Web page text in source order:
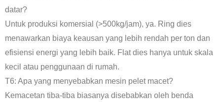
datar?
Untuk produksi komersial (>500kg/jam), ya. Ring dies
menawarkan biaya keausan yang lebih rendah per ton dan
efisiensi energi yang lebih baik. Flat dies hanya untuk skala
kecil atau penggunaan di rumah.
T6: Apa yang menyebabkan mesin pelet macet?
Kemacetan tiba-tiba biasanya disebabkan oleh benda